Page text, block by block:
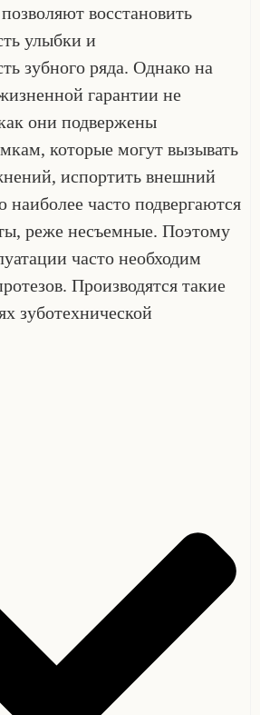
восстановить
улыбки и
зубного ряда. Однако на
гарантии не
они подвержены
которые могут вызывать
испортить внешний
часто подвергаются
реже несъемные. Поэтому
часто необходим
Производятся такие
зуботехнической